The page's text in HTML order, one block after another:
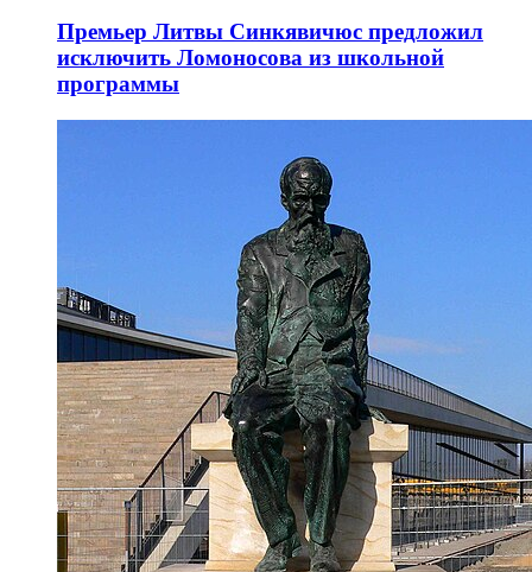
Премьер Литвы Синкявичюс предложил
исключить Ломоносова из школьной
программы